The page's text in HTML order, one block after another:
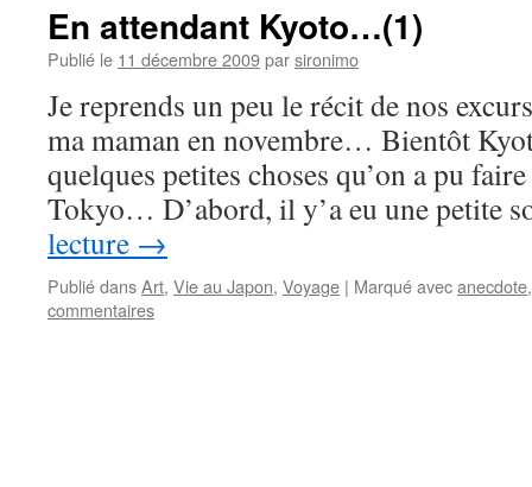
En attendant Kyoto…(1)
Publié le 11 décembre 2009parsironimo
Je reprends un peu le récit de nos
ma maman en novembre… Bientôt
quelques petites choses qu’on a pu
Tokyo… D’abord, il y’a eu une petite
lecture →
Publié dansArt, Vie au Japon, Voyage | Marqué avecanecdote
commentaires